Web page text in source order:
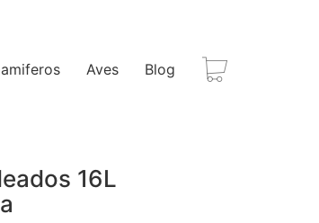
Aves Blog
16L